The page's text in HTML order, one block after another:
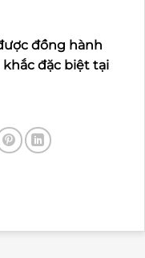
đồng hành
đặc biệt tại